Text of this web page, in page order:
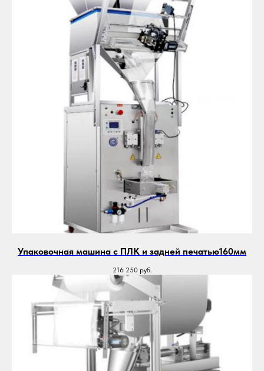
Упаковочная машина с ПЛК и задней печатью160мм
216 250 руб.